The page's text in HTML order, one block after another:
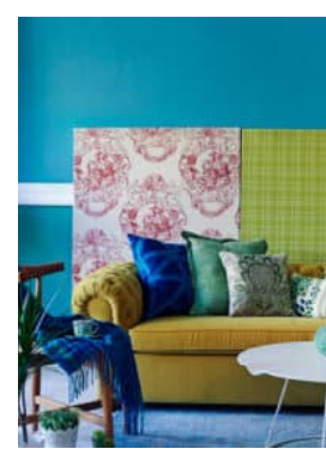
Contáctenos
Categorías
Línea
Automotriz
Línea
Madera
Línea
Arquitectónica
Línea